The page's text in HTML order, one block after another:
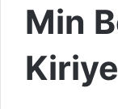
Min
Kiriye